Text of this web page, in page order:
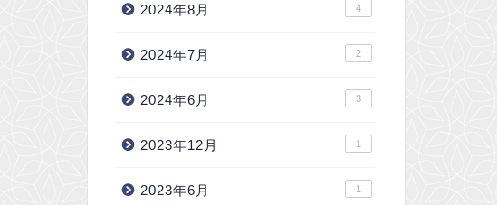
2024年8月 4
2024年7月 2
2024年6月 3
2023年12月 1
2023年6月 1